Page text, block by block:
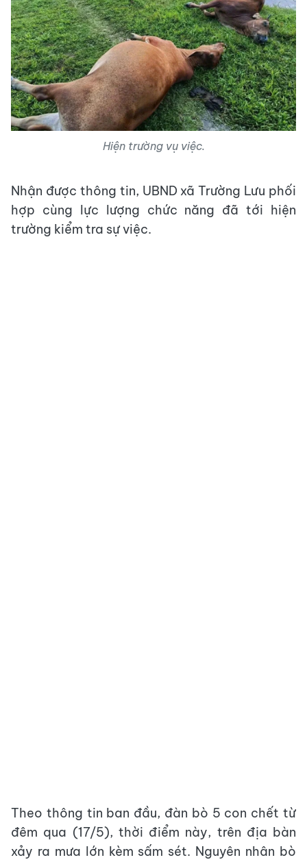
Hiện trường vụ việc.
Nhận được thông tin, UBND xã Trường Lưu phối
hợp cùng lực lượng chức năng đã tới hiện
trường kiểm tra sự việc.
Theo thông tin ban đầu, đàn bò 5 con chết từ
đêm qua (17/5), thời điểm này, trên địa bàn
xảy ra mưa lớn kèm sấm sét. Nguyên nhân bò